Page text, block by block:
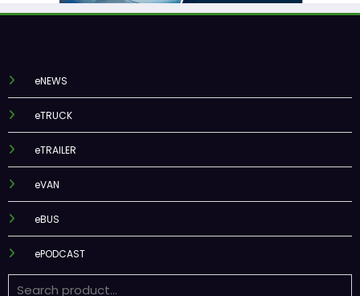
eNEWS
eTRUCK
eTRAILER
eVAN
eBUS
ePODCAST